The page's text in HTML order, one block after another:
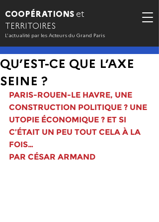
L’actualité par les Acteurs du Grand Paris
COOPÉRATIONS et
TERRITOIRES
QU’EST-CE QUE L’AXE
SEINE ?
PARIS-ROUEN-LE HAVRE, UNE
CONSTRUCTION POLITIQUE ? UNE
UTOPIE ÉCONOMIQUE ? ET SI
C’ÉTAIT UN PEU TOUT CELA À LA
FOIS…
PAR CÉSAR ARMAND